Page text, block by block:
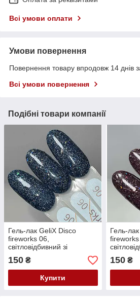
Всі умови оплати
Умови повернення
Повернення товару впродовж 14 днів
Всі умови повернення
Подібні товари компанії
Гель-лак GeliX Disco
fireworks 06,
світловідбивний зі
шматочками битого скла
150 ₴
Купити
Гель-
150₴